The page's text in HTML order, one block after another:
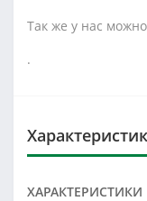
Так же у нас
.
ХАРАКТЕРИСТИКИ